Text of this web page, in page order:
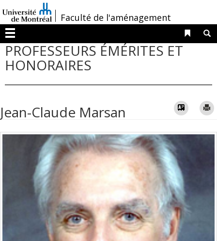
au
contenu
/Faculté de l'aménagement
Menu
Liens
PROFESSEURS ÉMÉRITES ET
HONORAIRES
Jean-Claude Marsan Vcard